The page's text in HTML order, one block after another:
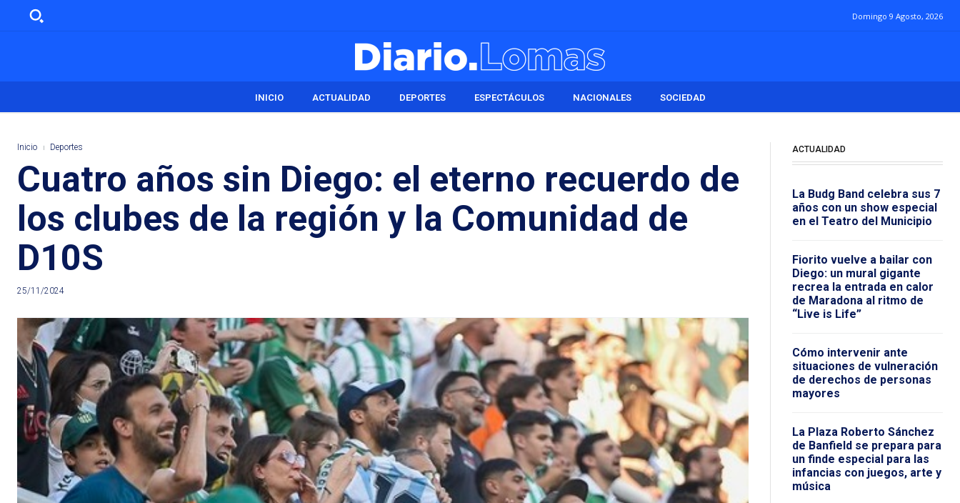
Domingo 9 Agosto, 2026
INICIO ACTUALIDAD DEPORTES ESPECTÁCULOS NACIONALES SOCIEDAD
Inicio Deportes
Cuatro años sin Diego: el eterno recuerdo de
los clubes de la región y la Comunidad de
D10S
25/11/2024
ACTUALIDAD
La Budg Band celebra sus 7
años con un show especial
en el Teatro del Municipio
Fiorito vuelve a bailar con
Diego: un mural gigante
recrea la entrada en calor
de Maradona al ritmo de
“Live is Life”
Cómo intervenir ante
situaciones de vulneración
de derechos de personas
mayores
La Plaza Roberto Sánchez
de Banfield se prepara para
un finde especial para las
infancias con juegos, arte y
música